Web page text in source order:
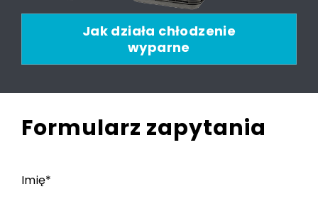
Jak działa chłodzenie
wyparne
Formularz zapytania
Imię*